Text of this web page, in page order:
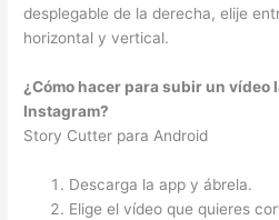
desplegable de la derecha, elije
horizontal y vertical.
¿Cómo hacer para subir un vídeo
Instagram?
Story Cutter para Android
Descarga la app y ábrela.
Elige el vídeo que quieres